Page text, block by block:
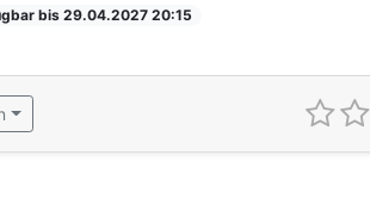
bis 29.04.2027 20:15